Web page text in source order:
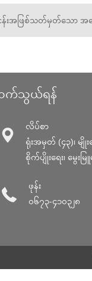
ငန်းအဖြစ်သတ်မှတ်သော အလ
က်သွယ်ရန်
လိပ်စာ
ရုံးအမှတ် (၄၃)၊ မျိုးစ
စိုက်ပျိုးရေး၊ မွေးမ
ဖုန်း
၀၆၇၃-၄၁၀၃၂၈